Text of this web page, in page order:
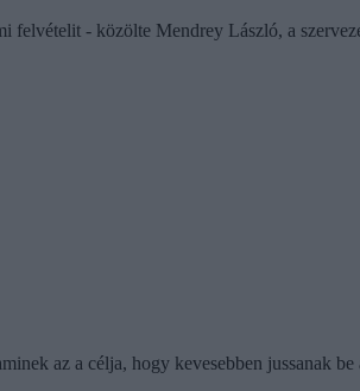
felvételit - közölte Mendrey László, a
az a célja, hogy kevesebben jussanak